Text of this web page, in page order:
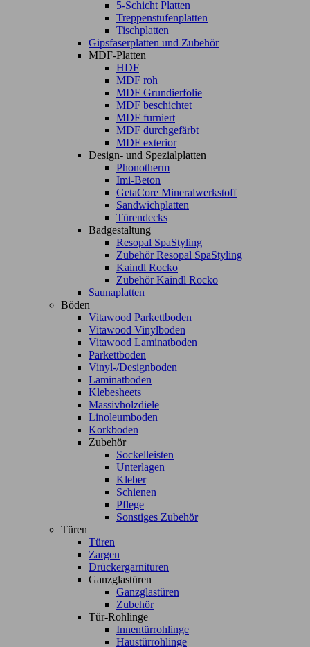
5-Schicht Platten
Treppenstufenplatten
Tischplatten
Gipsfaserplatten und Zubehör
MDF-Platten
HDF
MDF roh
MDF Grundierfolie
MDF beschichtet
MDF furniert
MDF durchgefärbt
MDF exterior
Design- und Spezialplatten
Phonotherm
Imi-Beton
GetaCore Mineralwerkstoff
Sandwichplatten
Türendecks
Badgestaltung
Resopal SpaStyling
Zubehör Resopal SpaStyling
Kaindl Rocko
Zubehör Kaindl Rocko
Saunaplatten
Böden
Vitawood Parkettboden
Vitawood Vinylboden
Vitawood Laminatboden
Parkettboden
Vinyl-/Designboden
Laminatboden
Klebesheets
Massivholzdiele
Linoleumboden
Korkboden
Zubehör
Sockelleisten
Unterlagen
Kleber
Schienen
Pflege
Sonstiges Zubehör
Türen
Türen
Zargen
Drückergarnituren
Ganzglastüren
Ganzglastüren
Zubehör
Tür-Rohlinge
Innentürrohlinge
Haustürrohlinge